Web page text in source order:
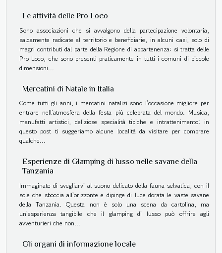
Le attività delle Pro Loco
Sono associazioni che si avvalgono della partecipazione volontaria,
saldamente radicate al territorio e beneficiarie, in alcuni casi, solo di
magri contributi dal parte della Regione di appartenenza: si tratta delle
Pro Loco, che sono presenti praticamente in tutti i comuni di piccole
dimensioni...
Mercatini di Natale in Italia
Come tutti gli anni, i mercatini natalizi sono l’occasione migliore per
entrare nell’atmosfera della festa più celebrata del mondo. Musica,
manufatti artistici, deliziose specialità tipiche e intrattenimento: in
questo post ti suggeriamo alcune località da visitare per comprare
qualche...
Esperienze di Glamping di lusso nelle savane della
Tanzania
Immaginate di svegliarvi al suono delicato della fauna selvatica, con il
sole che sboccia all'orizzonte e dipinge di luce dorata le vaste savane
della Tanzania. Questa non è solo una scena da cartolina, ma
un'esperienza tangibile che il glamping di lusso può offrire agli
avventurieri che non...
Gli organi di informazione locale